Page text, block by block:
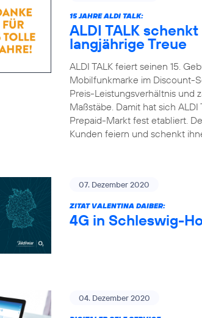
15 JAHRE ALDI TALK:
ALDI TALK
langjährige Treue
ALDI TALK feiert seinen 15.
Mobilfunkmarke im Discount-
Preis-Leistungsverhältnis und
Maßstäbe. Damit hat sich
Prepaid-Markt fest etabliert.
Kunden feiern und schenkt
07. Dezember 2020
ZITAT VALENTINA DAIBER:
4G in Schleswig-
04. Dezember 2020